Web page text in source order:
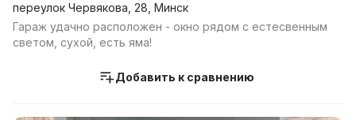
переулок Червякова, 28, Минск
Гараж удачно расположен - окно рядом с естесвенным
светом, сухой, есть яма!
Добавить к сравнению